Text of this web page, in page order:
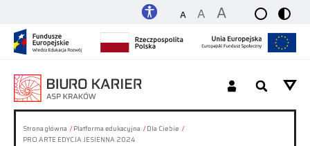
A A A
Strona główna Platforma edukacyjna
Dla Ciebie
PRO ARTE EDYCJA JESIENNA 2024